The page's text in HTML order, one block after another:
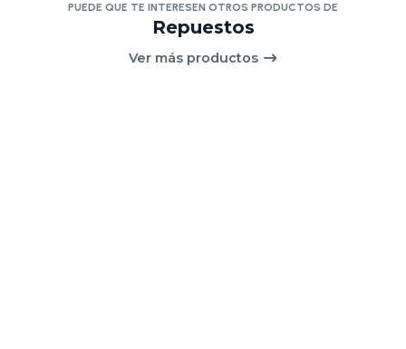
PUEDE QUE TE INTERESEN OTROS PRODUCTOS DE
Repuestos
Ver más productos